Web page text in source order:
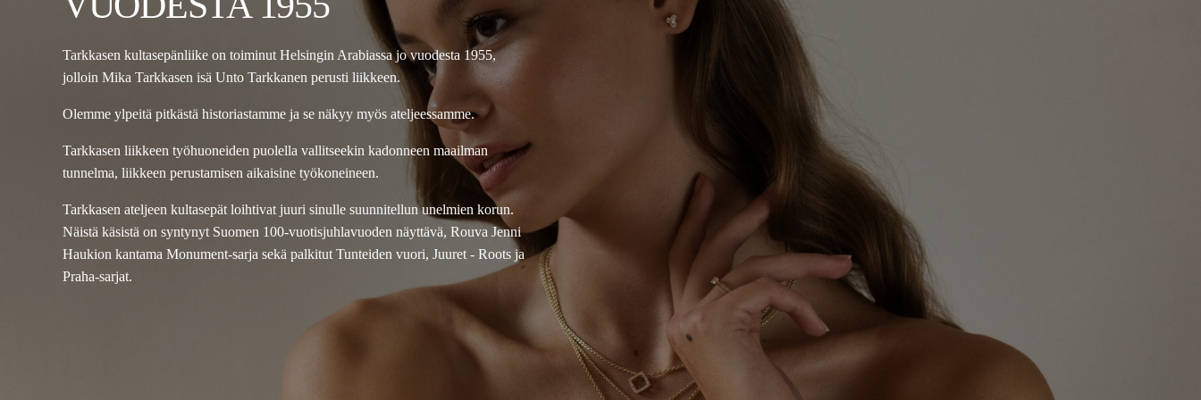
Tarkkasen kultasepänliike on toiminut Helsingin Arabiassa jo vuodesta 1955,
jolloin Mika Tarkkasen isä Unto Tarkkanen perusti liikkeen.
Olemme ylpeitä pitkästä historiastamme ja se näkyy myös ateljeessamme.
Tarkkasen liikkeen työhuoneiden puolella vallitseekin kadonneen maailman
tunnelma, liikkeen perustamisen aikaisine työkoneineen.
Tarkkasen ateljeen kultasepät loihtivat juuri sinulle suunnitellun unelmien korun.
Näistä käsistä on syntynyt Suomen 100-vuotisjuhlavuoden näyttävä, Rouva Jenni
Haukion kantama Monument-sarja sekä palkitut Tunteiden vuori, Juuret - Roots ja
Praha-sarjat.